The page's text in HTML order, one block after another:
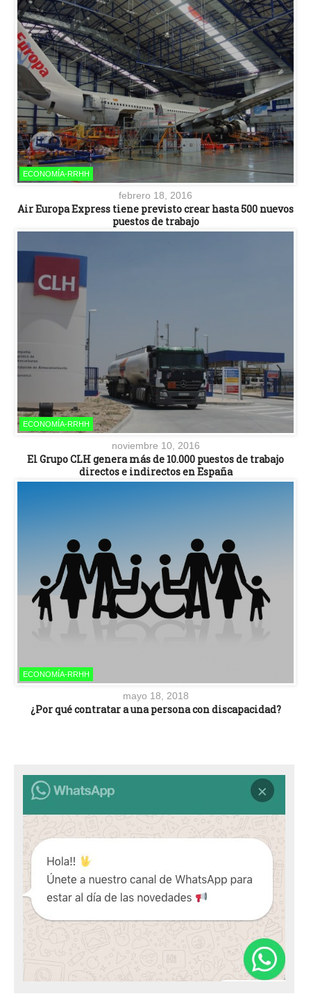
ECONOMÍA-RRHH
febrero 18, 2016
Air Europa Express tiene previsto crear hasta 500 nuevos
puestos de trabajo
ECONOMÍA-RRHH
noviembre 10, 2016
El Grupo CLH genera más de 10.000 puestos de trabajo
directos e indirectos en España
ECONOMÍA-RRHH
mayo 18, 2018
¿Por qué contratar a una persona con discapacidad?